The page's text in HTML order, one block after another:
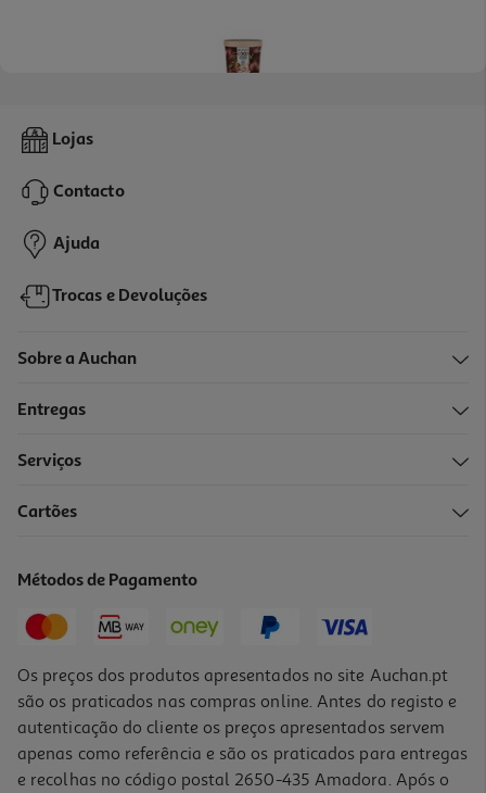
Coloração Garnier Good 5.5 Hibiscus Brown
12,99 €
Lojas
Contacto
Ajuda
Trocas e Devoluções
Sobre a Auchan
Entregas
Serviços
Cartões
Métodos de Pagamento
Os preços dos produtos apresentados no site Auchan.pt
são os praticados nas compras online. Antes do registo e
autenticação do cliente os preços apresentados servem
apenas como referência e são os praticados para entregas
e recolhas no código postal 2650-435 Amadora. Após o